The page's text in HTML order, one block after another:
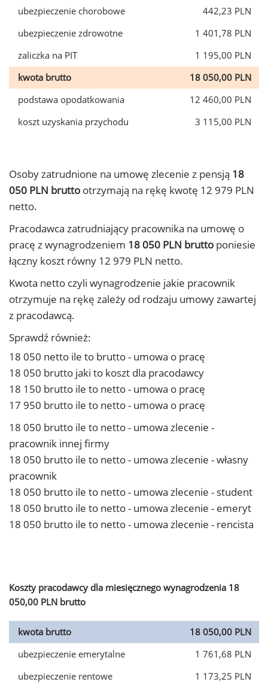
ubezpieczenie chorobowe
442,23 PLN
ubezpieczenie zdrowotne
1 401,78 PLN
zaliczka na PIT
1 195,00 PLN
kwota brutto
18 050,00 PLN
podstawa opodatkowania
12 460,00 PLN
koszt uzyskania przychodu
3 115,00 PLN
Osoby zatrudnione na umowę zlecenie z pensją 18
050 PLN brutto otrzymają na rękę kwotę 12 979 PLN
netto.
Pracodawca zatrudniający pracownika na umowę o
pracę z wynagrodzeniem 18 050 PLN brutto poniesie
łączny koszt równy 12 979 PLN netto.
Kwota netto czyli wynagrodzenie jakie pracownik
otrzymuje na rękę zależy od rodzaju umowy zawartej
z pracodawcą.
Sprawdź również:
18 050 netto ile to brutto - umowa o pracę
18 050 brutto jaki to koszt dla pracodawcy
18 150 brutto ile to netto - umowa o pracę
17 950 brutto ile to netto - umowa o pracę
18 050 brutto ile to netto - umowa zlecenie -
pracownik innej firmy
18 050 brutto ile to netto - umowa zlecenie - własny
pracownik
18 050 brutto ile to netto - umowa zlecenie - student
18 050 brutto ile to netto - umowa zlecenie - emeryt
18 050 brutto ile to netto - umowa zlecenie - rencista
Koszty pracodawcy dla miesięcznego wynagrodzenia 18
050,00 PLN brutto
kwota brutto
18 050,00 PLN
ubezpieczenie emerytalne
1 761,68 PLN
ubezpieczenie rentowe
1 173,25 PLN